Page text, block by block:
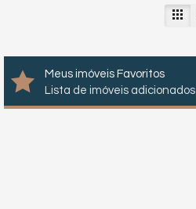
Meus imóveis Favoritos
Lista de imóveis adicionados